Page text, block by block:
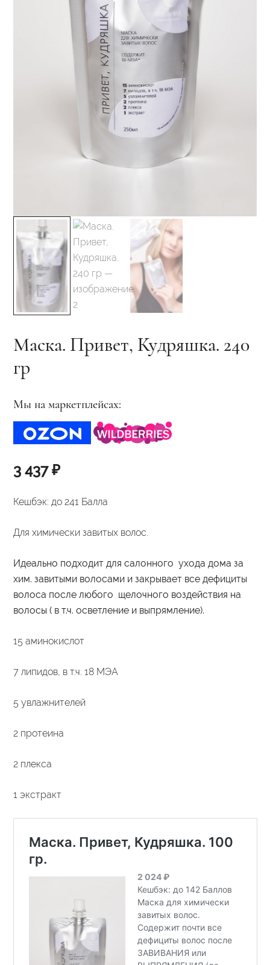
Маска. Привет, Кудряшка. 240
гр
Мы на маркетплейсах:
3 437₽
Кешбэк: до 241 Балла
Для химически завитых волос.
Идеально подходит для салонного ухода дома за
хим. завитыми волосами и закрывает все дефициты
волоса после любого щелочного воздействия на
волосы ( в т.ч. осветление и выпрямление).
15 аминокислот
7 липидов, в т.ч. 18 МЭА
5 увлажнителей
2 протеина
2 плекса
1 экстракт